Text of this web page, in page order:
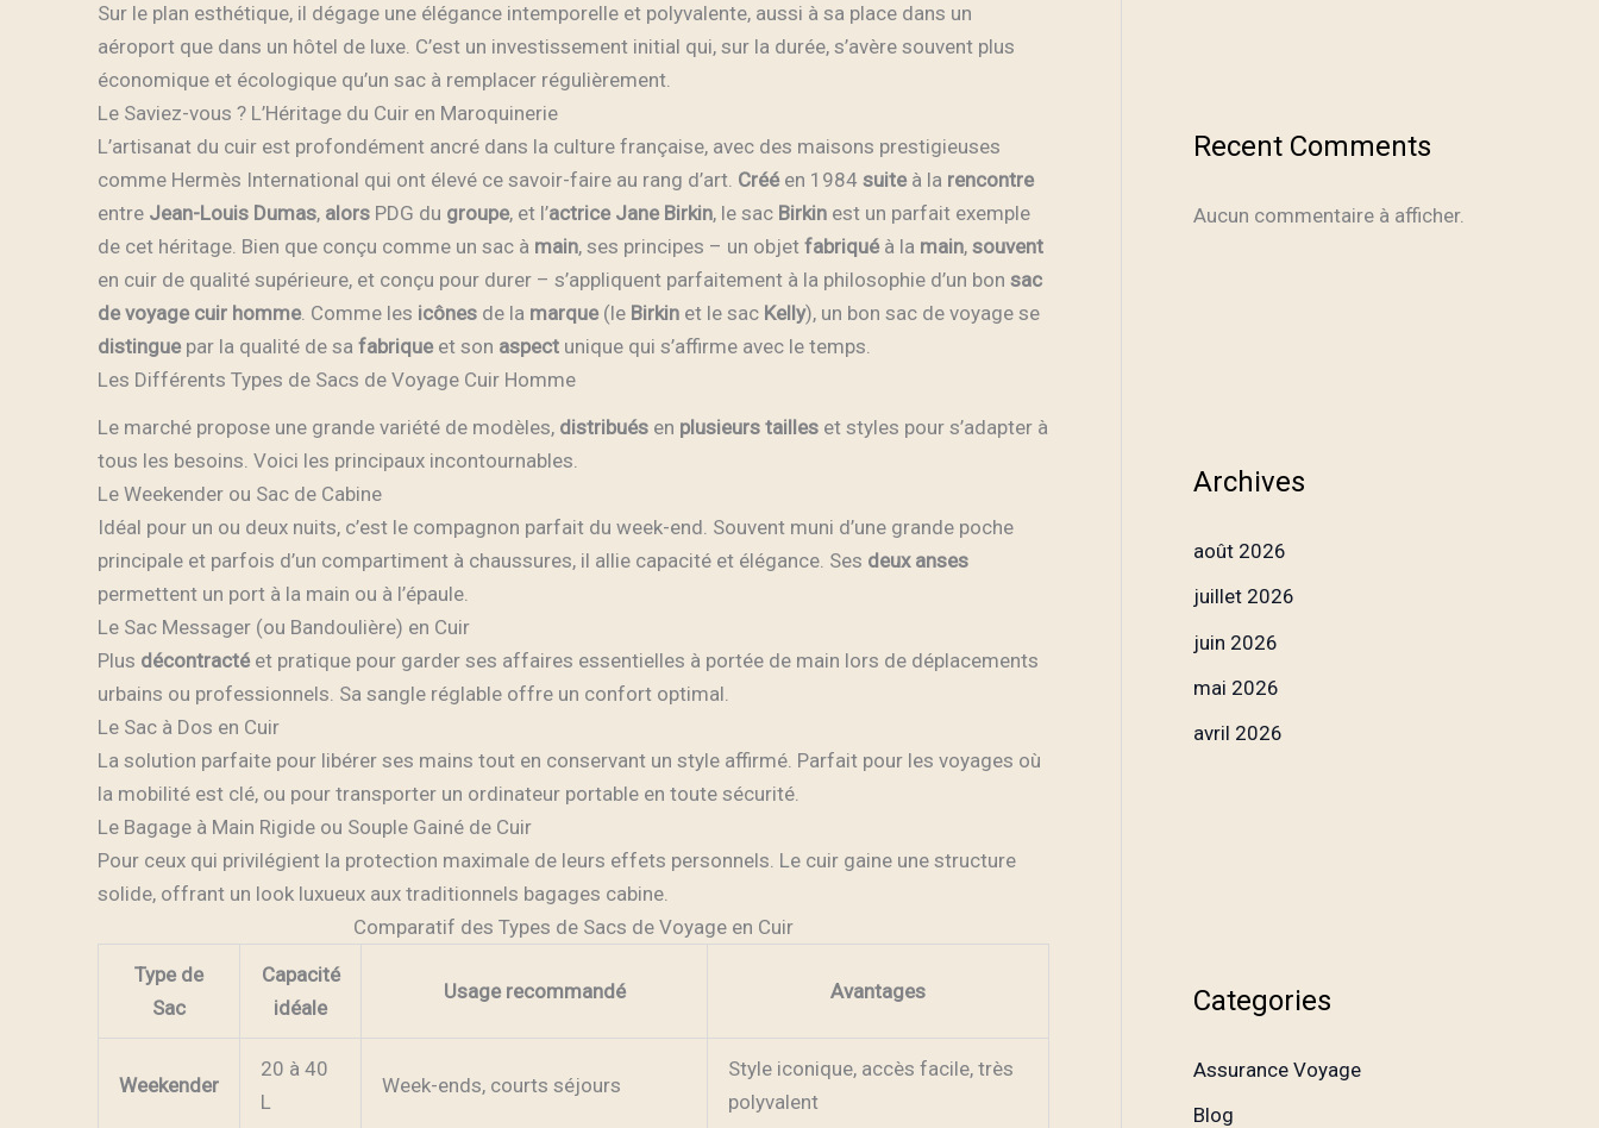
Sur le plan esthétique, il dégage une élégance intemporelle et polyvalente, aussi à sa place dans un
aéroport que dans un hôtel de luxe. C’est un investissement initial qui, sur la durée, s’avère souvent plus
économique et écologique qu’un sac à remplacer régulièrement.
Le Saviez-vous ? L’Héritage du Cuir en Maroquinerie
L’artisanat du cuir est profondément ancré dans la culture française, avec des maisons prestigieuses
comme Hermès International qui ont élevé ce savoir-faire au rang d’art. Crééen 1984 suiteà la rencontre
entre Jean-Louis Dumas, alors PDG du groupe, et l’actrice Jane Birkin, le sac Birkin est un parfait exemple
de cet héritage. Bien que conçu comme un sac à main, ses principes – un objet fabriquéà la main, souvent
en cuir de qualité supérieure, et conçu pour durer – s’appliquent parfaitement à la philosophie d’un bon sac
de voyage cuir homme. Comme les icônes de la marque(le Birkin et le sac Kelly), un bon sac de voyage se
distinguepar la qualité de sa fabriqueet son aspect unique qui s’affirme avec le temps.
Les Différents Types de Sacs de Voyage Cuir Homme
Le marché propose une grande variété de modèles, distribués en plusieurs tailles et styles pour s’adapter à
tous les besoins. Voici les principaux incontournables.
Le Weekender ou Sac de Cabine
Idéal pour un ou deux nuits, c’est le compagnon parfait du week-end. Souvent muni d’une grande poche
principale et parfois d’un compartiment à chaussures, il allie capacité et élégance. Ses deux anses
permettent un port à la main ou à l’épaule.
Le Sac Messager (ou Bandoulière) en Cuir
Plus décontractéet pratique pour garder ses affaires essentielles à portée de main lors de déplacements
urbains ou professionnels. Sa sangle réglable offre un confort optimal.
Le Sac à Dos en Cuir
La solution parfaite pour libérer ses mains tout en conservant un style affirmé. Parfait pour les voyages où
la mobilité est clé, ou pour transporter un ordinateur portable en toute sécurité.
Le Bagage à Main Rigide ou Souple Gainé de Cuir
Pour ceux qui privilégient la protection maximale de leurs effets personnels. Le cuir gaine une structure
solide, offrant un look luxueux aux traditionnels bagages cabine.
Comparatif des Types de Sacs de Voyage en Cuir
Type de
Sac
Capacité
idéale
Usage recommandé Avantages
Weekender
20 à 40
L
Week-ends, courts séjours
Style iconique, accès facile, très
polyvalent
Recent Comments
Aucun commentaire à afficher.
Archives
août 2026
juillet 2026
juin 2026
mai 2026
avril 2026
Categories
Assurance Voyage
Blog